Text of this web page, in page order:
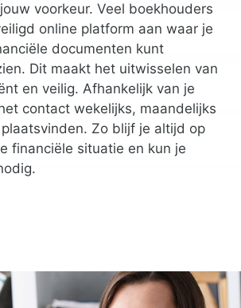
voorkeur. Veel boekhouders
online platform aan waar je
documenten kunt
Dit maakt het uitwisselen van
en veilig. Afhankelijk van je
contact wekelijks, maandelijks
Zo blijf je altijd op
financiële situatie en kun je